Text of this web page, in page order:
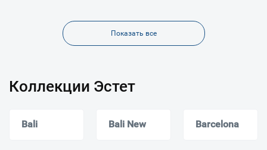
Показать все
Коллекции Эстет
Bali Bali New Barcelona